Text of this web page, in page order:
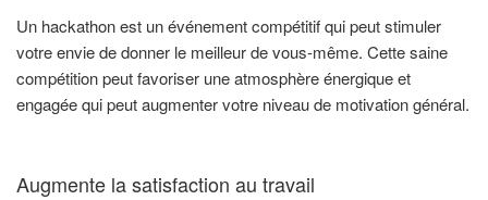
Un hackathon est un événement compétitif qui peut stimuler
votre envie de donner le meilleur de vous-même. Cette saine
compétition peut favoriser une atmosphère énergique et
engagée qui peut augmenter votre niveau de motivation général.
Augmente la satisfaction au travail